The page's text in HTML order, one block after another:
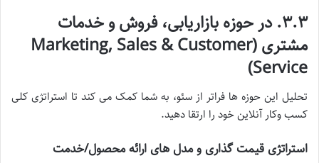
۳.۳. در حوزه بازاریابی، فروش و خدمات
مشتری (Marketing, Sales & Customer
Service)
تحلیل این حوزه ها فراتر از سئو، به شما کمک می کند تا استراتژی کلی
کسب وکار آنلاین خود را ارتقا دهید.
استراتژی قیمت گذاری و مدل های ارائه محصول/خدمت